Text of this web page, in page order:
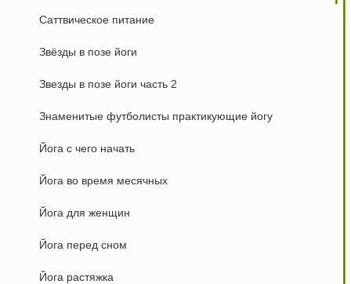
Саттвическое питание
Звёзды в позе йоги
Звезды в позе йоги часть 2
Знаменитые футболисты практикующие йогу
Йога с чего начать
Йога во время месячных
Йога для женщин
Йога перед сном
Йога растяжка